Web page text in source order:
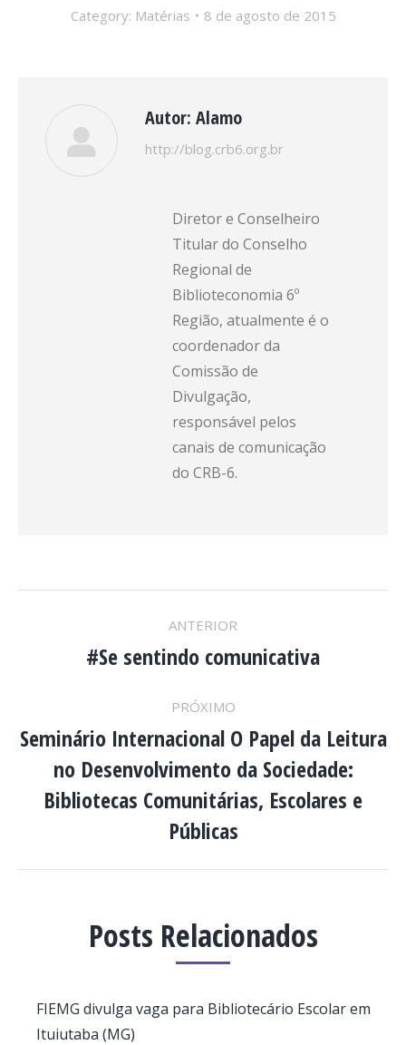
Category: Matérias 8 de agosto de 2015
Autor: Alamo
http://blog.crb6.org.br
Diretor e Conselheiro
Titular do Conselho
Regional de
Biblioteconomia 6º
Região, atualmente é o
coordenador da
Comissão de
Divulgação,
responsável pelos
canais de comunicação
do CRB-6.
NAVEGAÇÃO
POST:
ANTERIOR
Post
#Se sentindo comunicativa
PRÓXIMO
Próximo
post:
Seminário Internacional O Papel da Leitura
no Desenvolvimento da Sociedade:
Bibliotecas Comunitárias, Escolares e
Públicas
Posts Relacionados
FIEMG divulga vaga para Bibliotecário Escolar em
Ituiutaba (MG)